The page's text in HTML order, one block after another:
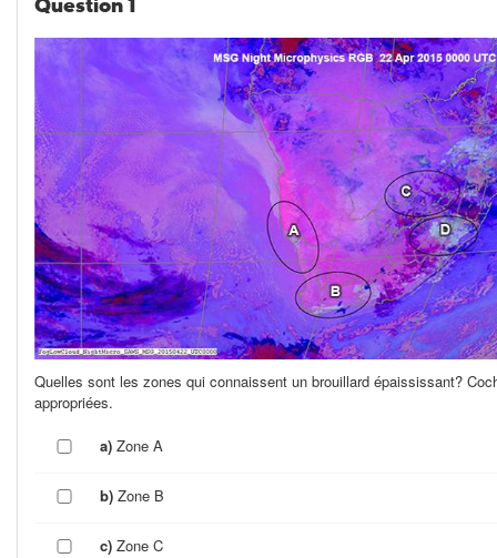
Quelles sont les zones qui connaissent un brouillard épaississant?
appropriées.
a)Zone A
b)Zone B
c)Zone C